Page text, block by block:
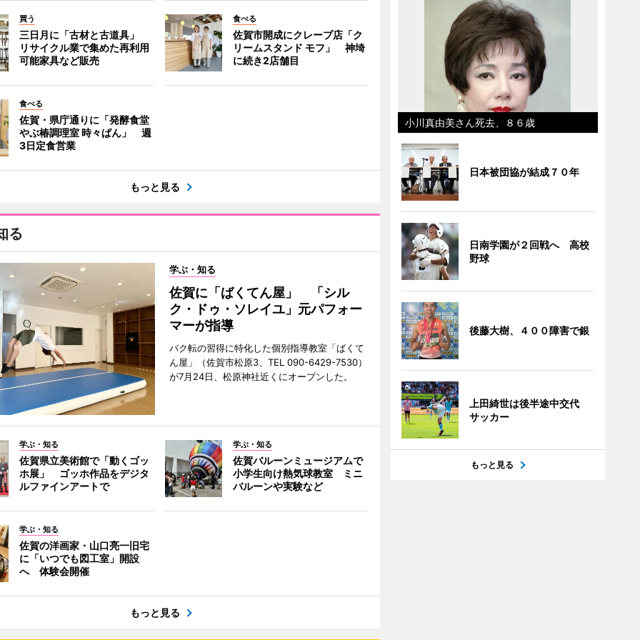
買う
三日月に「古材と古道具」
リサイクル業で集めた再利用
可能家具など販売
食べる
佐賀市開成にクレープ店「ク
リームスタンド モフ」 神埼
に続き2店舗目
食べる
佐賀・県庁通りに「発酵食堂
やぶ椿調理室 時々ぱん」 週
3日定食営業
もっと見る
る
学ぶ・知る
佐賀に「ばくてん屋」 「シル
ク・ドゥ・ソレイユ」元パフォー
マーが指導
バク転の習得に特化した個別指導教室「ばくて
ん屋」（佐賀市松原3、TEL 090-6429-7530）
が7月24日、松原神社近くにオープンした。
学ぶ・知る
佐賀県立美術館で「動くゴッ
ホ展」 ゴッホ作品をデジタ
ルファインアートで
学ぶ・知る
佐賀バルーンミュージアムで
小学生向け熱気球教室 ミニ
バルーンや実験など
学ぶ・知る
佐賀の洋画家・山口亮一旧宅
に「いつでも図工室」開設
へ 体験会開催
もっと見る
小川真由美さん死去、８６歳
日本被団協が結成７０年
日南学園が２回戦へ 高校
野球
後藤大樹、４００障害で銀
上田綺世は後半途中交代
サッカー
もっと見る